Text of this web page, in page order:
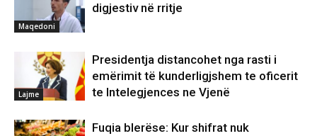
Maqedoni
digjestiv në rritje
Lajme
Presidentja distancohet nga rasti i
emërimit të kunderligjshem te oficerit
te Intelegjences ne Vjenë
Fuqia blerëse: Kur shifrat nuk